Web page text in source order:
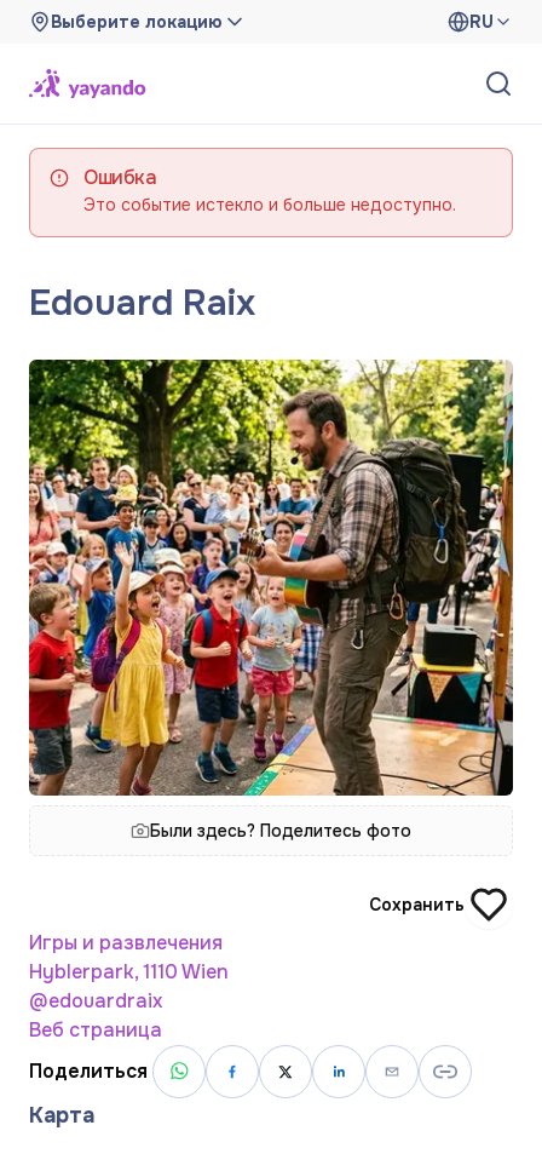
Выберите локацию RU
Ошибка
Это событие истекло и больше недоступно.
Edouard Raix
Были здесь? Поделитесь фото
Сохранить
Игры и развлечения
Hyblerpark, 1110 Wien
@edouardraix
Веб страница
Поделиться
Карта